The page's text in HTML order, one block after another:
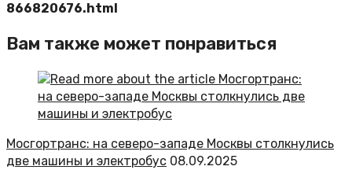
866820676.html
Вам также может понравиться
Мосгортранс: на северо-западе Москвы столкнулись
две машины и электробус 08.09.2025